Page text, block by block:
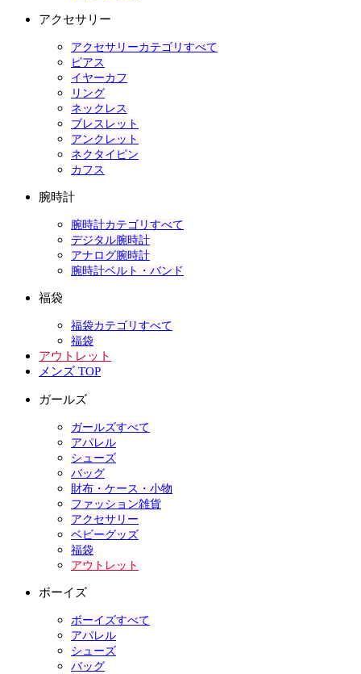
アクセサリー
アクセサリーカテゴリすべて
ピアス
イヤーカフ
リング
ネックレス
ブレスレット
アンクレット
ネクタイピン
カフス
腕時計
腕時計カテゴリすべて
デジタル腕時計
アナログ腕時計
腕時計ベルト・バンド
福袋
福袋カテゴリすべて
福袋
アウトレット
メンズ TOP
ガールズ
ガールズすべて
アパレル
シューズ
バッグ
財布・ケース・小物
ファッション雑貨
アクセサリー
ベビーグッズ
福袋
アウトレット
ボーイズ
ボーイズすべて
アパレル
シューズ
バッグ